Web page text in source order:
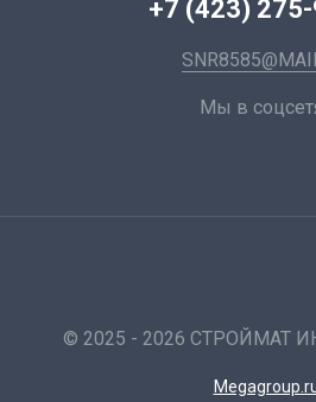
+7 (423)
Мы в
© 2025 - 2026 СТРОЙМАТ